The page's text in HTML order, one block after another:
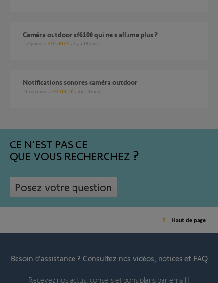
Caméra outdoor sf6100 qui ne s allume plus ?
1 réponse SÉCURITÉ il y a 18 jours
Notifications sonores caméra outdoor
11 réponses SÉCURITÉ il y a 3 mois
CE N'EST PAS CE
QUE VOUS RECHERCHEZ
Posez votre question
Haut de page
Besoin d’assistance ? Consultez nos vidéos, notices et FAQ
Recevez nos actus, conseils et bons plans par email !